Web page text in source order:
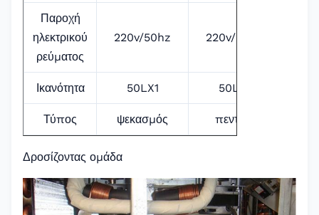
Παροχή
ηλεκτρικού
ρεύματος
220v/50hz 220v/50hz
Ικανότητα 50LX1 50LX1
Τύπος ψεκασμός πεντάλι
Δροσίζοντας ομάδα